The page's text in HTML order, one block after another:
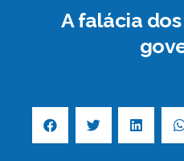
A falácia